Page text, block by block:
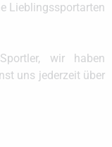
Lieblingssportarten
wir haben
uns jederzeit über